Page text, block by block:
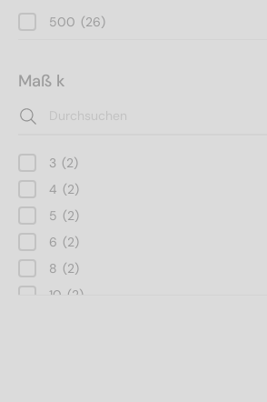
36 (2)
500 (26)
Maß k
3 (2)
4 (2)
5 (2)
6 (2)
8 (2)
10 (2)